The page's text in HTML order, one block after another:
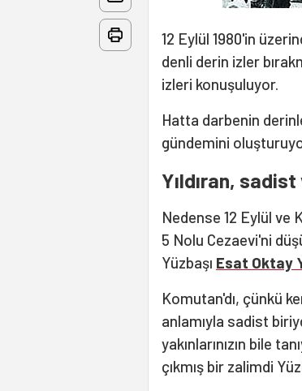
12 Eylül 1980'in
denli derin izler
izleri konuşuluyor.
Hatta darbenin
gündemini
Yıldıran,
Nedense 12 Eylül ve
5 Nolu Cezaevi'ni
Yüzbaşı Esat Oktay
Komutan'dı, çünkü
anlamıyla sadist
yakınlarınızın bile
çıkmış bir zalimdi